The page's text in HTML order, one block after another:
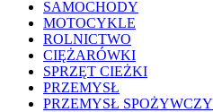
SAMOCHODY
MOTOCYKLE
ROLNICTWO
CIĘŻARÓWKI
SPRZĘT CIEŻKI
PRZEMYSŁ
PRZEMYSŁ SPOŻYWCZY